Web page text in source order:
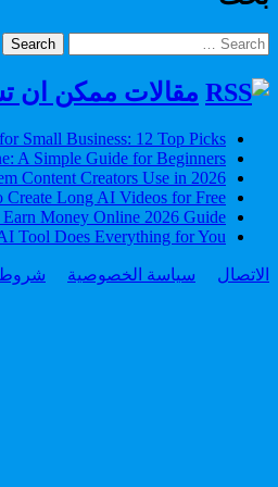
Search
for:
مقالات ممكن ان
Small Business: 12 Top Picks.
A Simple Guide for Beginners
Content Creators Use in 2026
Long AI Videos for Free
Money Online 2026 Guide
Tool Does Everything for You
الاتصال سياسة الخصوصية شروط